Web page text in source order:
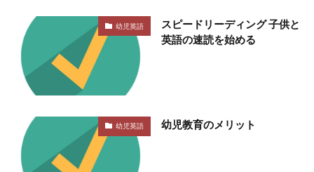
幼児英語
スピードリーディング 子供と
英語の速読を始める
幼児英語 幼児教育のメリット